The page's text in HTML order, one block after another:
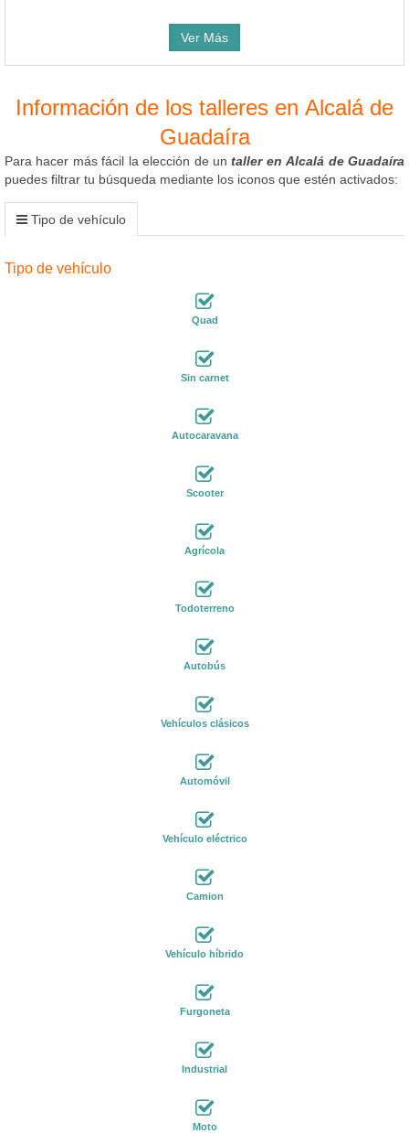
Ver Más
Información de los talleres en Alcalá de
Guadaíra
Para hacer más fácil la elección de untaller en Alcalá de Guadaíra
puedes filtrar tu búsqueda mediante los iconos que estén activados:
Tipo de vehículo
Tipo de vehículo
Quad
Sin carnet
Autocaravana
Scooter
Agrícola
Todoterreno
Autobús
Vehículos clásicos
Automóvil
Vehículo eléctrico
Camion
Vehículo híbrido
Furgoneta
Industrial
Moto